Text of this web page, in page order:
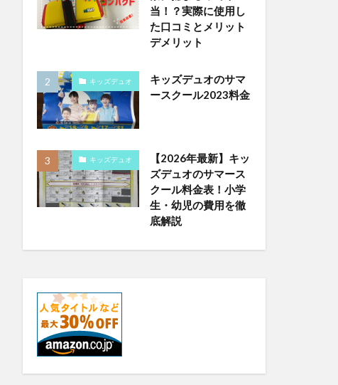
当！？実際に使用し
た口コミとメリット
デメリット
キッズデュオ
キッズデュオのサマ
ースクール2023料金
キッズデュオ
【2026年最新】キッ
ズデュオのサマース
クール料金表！小学
生・幼児の費用を徹
底解説